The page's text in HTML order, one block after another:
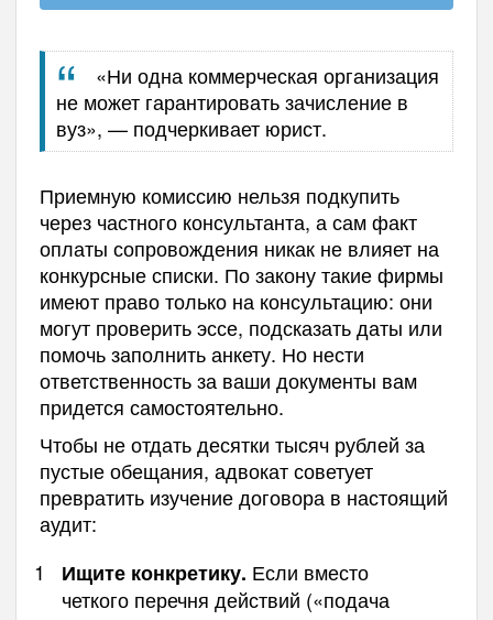
«Ни одна коммерческая организация
не может гарантировать зачисление в
вуз», — подчеркивает юрист.
Приемную комиссию нельзя подкупить
через частного консультанта, а сам факт
оплаты сопровождения никак не влияет на
конкурсные списки. По закону такие фирмы
имеют право только на консультацию: они
могут проверить эссе, подсказать даты или
помочь заполнить анкету. Но нести
ответственность за ваши документы вам
придется самостоятельно.
Чтобы не отдать десятки тысяч рублей за
пустые обещания, адвокат советует
превратить изучение договора в настоящий
аудит:
Ищите конкретику. Если вместо
четкого перечня действий («подача